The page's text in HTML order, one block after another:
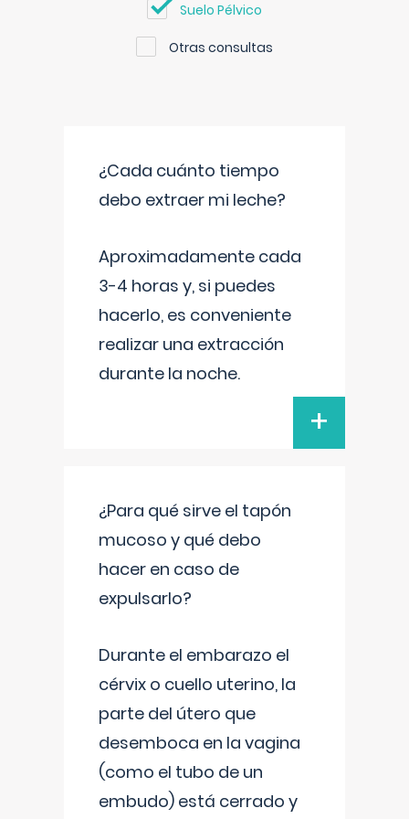
Suelo Pélvico
Otras consultas
¿Cada cuánto tiempo
debo extraer mi leche?
Aproximadamente cada
3-4 horas y, si puedes
hacerlo, es conveniente
realizar una extracción
durante la noche.
+
¿Para qué sirve el tapón
mucoso y qué debo
hacer en caso de
expulsarlo?
Durante el embarazo el
cérvix o cuello uterino, la
parte del útero que
desemboca en la vagina
(como el tubo de un
embudo) está cerrado y